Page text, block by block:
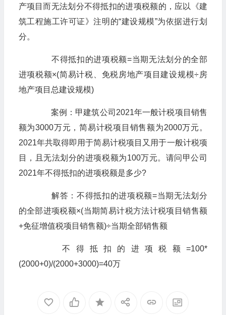
产项目而无法划分不得抵扣的进项税额的，应以《建
筑工程施工许可证》注明的“建设规模”为依据进行划
分。
不得抵扣的进项税额=当期无法划分的全部
进项税额×(简易计税、免税房地产项目建设规模÷房
地产项目总建设规模)
案例：甲建筑公司2021年一般计税项目销售
额为3000万元，简易计税项目销售额为2000万元。
2021年共取得即用于简易计税项目又用于一般计税项
目，且无法划分的进项税额为100万元。请问甲公司
2021年不得抵扣的进项税额是多少?
解答：不得抵扣的进项税额=当期无法划分
的全部进项税额×(当期简易计税方法计税项目销售额
+免征增值税项目销售额)÷当期全部销售额
不得抵扣的进项税额=100*
(2000+0)/(2000+3000)=40万